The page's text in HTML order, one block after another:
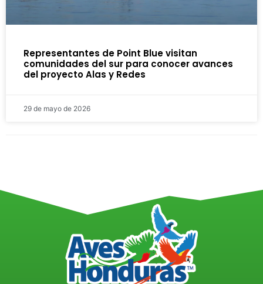
Representantes de Point Blue visitan
comunidades del sur para conocer avances
del proyecto Alas y Redes
29 de mayo de 2026